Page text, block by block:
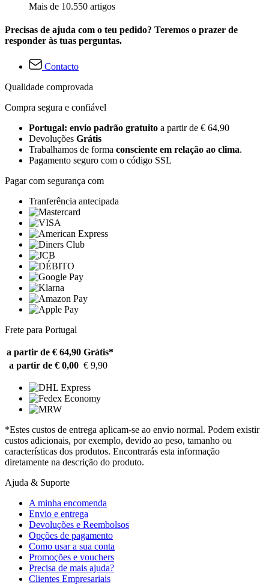
Mais de 10.550 artigos
Precisas de ajuda com o teu pedido? Teremos o prazer de
responder às tuas perguntas.
Contacto
Qualidade comprovada
Compra segura e confiável
Portugal: envio padrão gratuito a partir de € 64,90
Devoluções Grátis
Trabalhamos de forma consciente em relação ao clima.
Pagamento seguro com o código SSL
Pagar com segurança com
Tranferência antecipada
Frete para Portugal
a partir de € 64,90 Grátis*
a partir de € 0,00 € 9,90
*Estes custos de entrega aplicam-se ao envio normal. Podem existir
custos adicionais, por exemplo, devido ao peso, tamanho ou
características dos produtos. Encontrarás esta informação
diretamente na descrição do produto.
Ajuda & Suporte
A minha encomenda
Envio e entrega
Devoluções e Reembolsos
Opções de pagamento
Como usar a sua conta
Promoções e vouchers
Precisa de mais ajuda?
Clientes Empresariais